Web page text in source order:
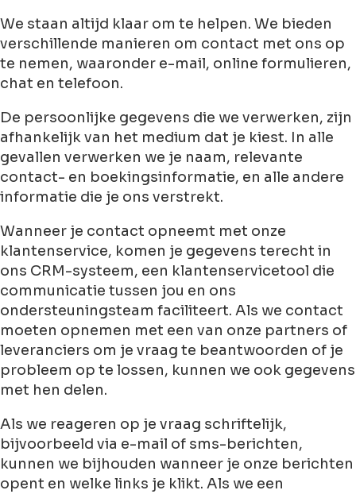
We staan altijd klaar om te helpen. We bieden
verschillende manieren om contact met ons op
te nemen, waaronder e-mail, online formulieren,
chat en telefoon.
De persoonlijke gegevens die we verwerken, zijn
afhankelijk van het medium dat je kiest. In alle
gevallen verwerken we je naam, relevante
contact- en boekingsinformatie, en alle andere
informatie die je ons verstrekt.
Wanneer je contact opneemt met onze
klantenservice, komen je gegevens terecht in
ons CRM-systeem, een klantenservicetool die
communicatie tussen jou en ons
ondersteuningsteam faciliteert. Als we contact
moeten opnemen met een van onze partners of
leveranciers om je vraag te beantwoorden of je
probleem op te lossen, kunnen we ook gegevens
met hen delen.
Als we reageren op je vraag schriftelijk,
bijvoorbeeld via e-mail of sms-berichten,
kunnen we bijhouden wanneer je onze berichten
opent en welke links je klikt. Als we een